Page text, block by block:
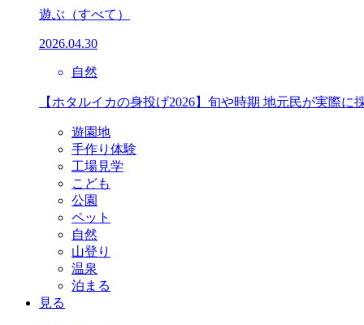
遊ぶ （すべて）
2026.04.30
自然
【ホタルイカの身投げ2026】旬や時期 地元民が実際に
遊園地
手作り体験
工場見学
こども
公園
ペット
自然
山登り
温泉
泊まる
見る